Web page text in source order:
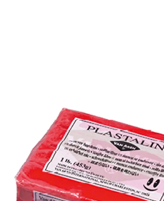
コート
キーホルダー
メディシンボール